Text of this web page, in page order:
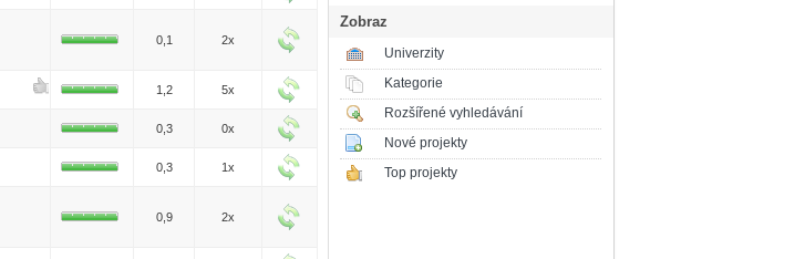
0,1 2x
1,2 5x
0,3 0x
0,3 1x
0,9 2x
Zobraz
Univerzity
Kategorie
Rozšířené vyhledávání
Nové projekty
Top projekty